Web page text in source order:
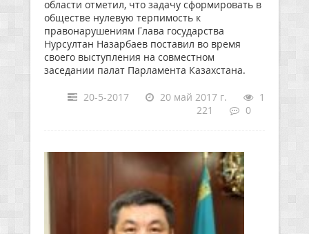
области отметил, что задачу сформировать в
обществе нулевую терпимость к
правонарушениям Глава государства
Нурсултан Назарбаев поставил во время
своего выступления на совместном
заседании палат Парламента Казахстана.
20-5-2017 20 май 2017 г.
1
221
0